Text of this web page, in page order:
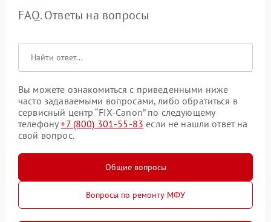
FAQ. Ответы на вопросы
Вы можете ознакомиться с приведенными ниже
часто задаваемыми вопросами, либо обратиться в
сервисный центр “FIX-Canon” по следующему
телефону+7 (800) 301-55-83 если не нашли ответ на
свой вопрос.
Общие вопросы
Вопросы по ремонту МФУ